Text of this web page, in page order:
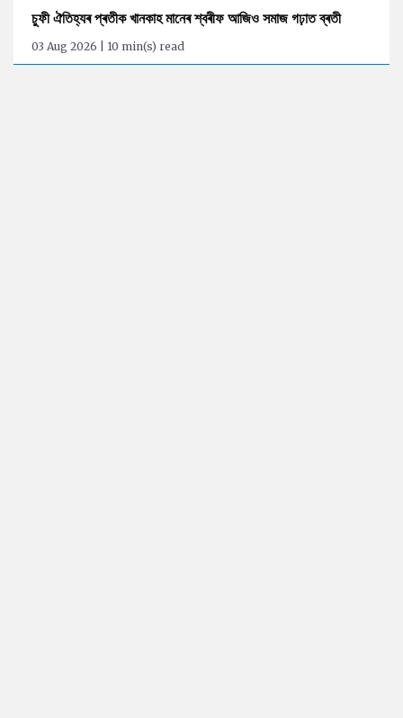
চুফী ঐতিহ্যৰ প্ৰতীক খানকাহ মানেৰ শ্বৰীফ আজিও সমাজ গঢ়াত ব্ৰতী
03 Aug 2026 | 10 min(s) read